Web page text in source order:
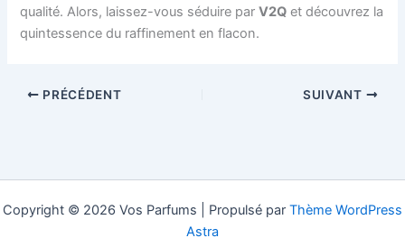
qualité. Alors, laissez-vous séduire parV2Q et découvrez la
quintessence du raffinement en flacon.
PRÉCÉDENT SUIVANT
Copyright © 2026 Vos Parfums | Propulsé par Thème WordPress
Astra